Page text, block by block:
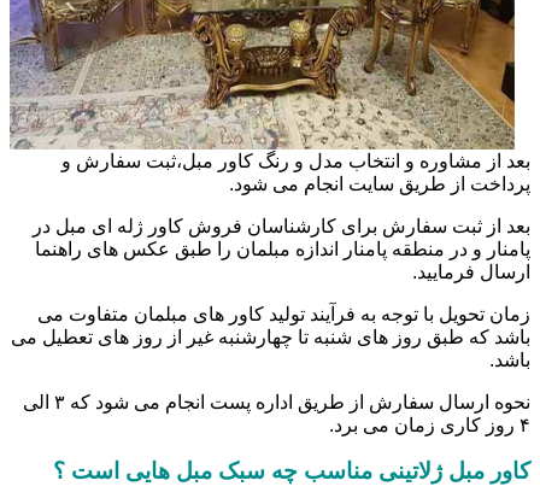
بعد از مشاوره و انتخاب مدل و رنگ کاور مبل،ثبت سفارش و
پرداخت از طریق سایت انجام می شود.
بعد از ثبت سفارش برای کارشناسان فروش کاور ژله ای مبل در
پامنار و در منطقه پامنار اندازه مبلمان را طبق عکس های راهنما
ارسال فرمایید.
زمان تحویل با توجه به فرآیند تولید کاور های مبلمان متفاوت می
باشد که طبق روز های شنبه تا چهارشنبه غیر از روز های تعطیل می
باشد.
نحوه ارسال سفارش از طریق اداره پست انجام می شود که ۳ الی
۴ روز کاری زمان می برد.
کاور مبل ژلاتینی مناسب چه سبک مبل هایی است ؟